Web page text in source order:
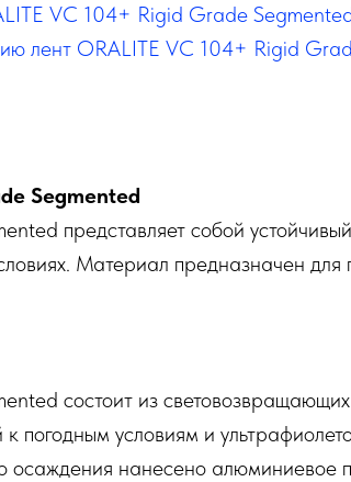
VC 104+ Rigid Grade
лент ORALITE VC 104+ Rigid
Segmented
представляет собой
Материал предназначен
состоит из
к погодным условиям и
осаждения нанесено алюминиевое